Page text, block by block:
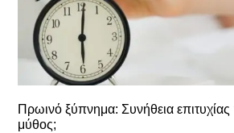
Πρωινό ξύπνημα: Συνήθεια
μύθος;